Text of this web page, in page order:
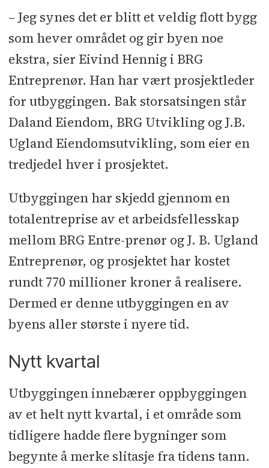
Byggherre: Kvartal 14 AS (Daland
Eiendom, BRG Utvikling og J.B.
Ugland Eiendomsutvikling)
Totalentreprenør:
Arbeidsfellesskap mellom BRG
Entreprenør og J. B. Ugland
Entreprenør
Prosjektkostnad:Ca. 770 millioner
kroner
Arkitekt:Seil Arkitekter
Landskapsarkitekt takterrasse:
Henning Larsen Norge
Rådgivere:RIB, RIBr, RIBfy: Sweco
RIAku: Brekke & Strand lRIE:
leverandører:Rigg, tømrer- og
betongarbeid: BRGlStikking:
Landmåler SørlHeis: Schindlerl
Kjøkken: Strai KjøkkenlVentilasjon,
– Jeg synes det er blitt et veldig flott bygg
som hever området og gir byen noe
ekstra, sier Eivind Hennig i BRG
Entreprenør. Han har vært prosjektleder
for utbyggingen. Bak storsatsingen står
Daland Eiendom, BRG Utvikling og J.B.
Ugland Eiendomsutvikling, som eier en
tredjedel hver i prosjektet.
Utbyggingen har skjedd gjennom en
totalentreprise av et arbeidsfellesskap
mellom BRG Entre-prenør og J. B. Ugland
Entreprenør, og prosjektet har kostet
rundt 770 millioner kroner å realisere.
Dermed er denne utbyggingen en av
byens aller største i nyere tid.
Nytt kvartal
Utbyggingen innebærer oppbyggingen
av et helt nytt kvartal, i et område som
tidligere hadde flere bygninger som
begynte å merke slitasje fra tidens tann.